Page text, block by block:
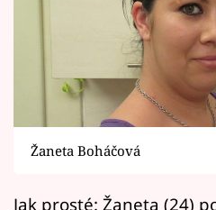
Sledujte prima+
Filmový festival
Pořady
Mámy sobě
Žaneta Boháčová
Jak prosté: Žaneta (24)